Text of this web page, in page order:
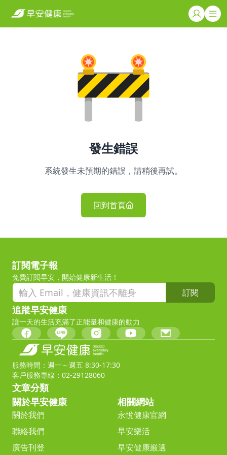
發生錯誤
系統發生未預期的錯誤，請稍後再試。
回到首頁
訂閱電子報
免費訂閱早安，開始健康新生活！
訂閱
追蹤早安健康
讓一天的生活充滿了正能量和健康的動力
服務時間：週一～週五 8:30-17:30
客戶服務專線：02-29128060
文章分類
關於早安健康
關於我們
聯絡我們
廣告刊登
相關網站
永悅健康官網
早安樂活
早安健康嚴選